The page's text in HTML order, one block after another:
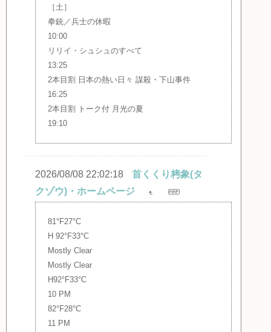
［土］
拳銃／兵士の休暇
10:00
リリイ・シュシュのすべて
13:25
2本目割 日本の熱い日々 謀殺・下山事件
16:25
2本目割 トーク付 月光の夏
19:10
2026/08/08 22:02:18
首くくり栲象(タ
クゾウ)・ホームページ
81°F27°C
H 92°F33°C
Mostly Clear
Mostly Clear
H92°F33°C
10 PM
82°F28°C
11 PM